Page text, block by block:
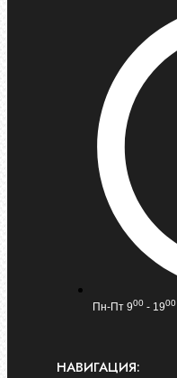
Пн-Пт 900 - 1900
НАВИГАЦИЯ: